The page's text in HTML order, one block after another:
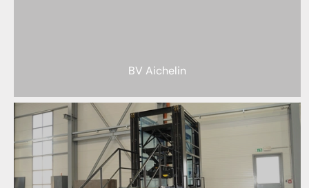
BV Aichelin